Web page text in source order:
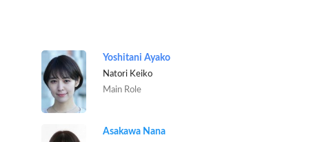
Yoshitani Ayako
Natori Keiko
Main Role
Asakawa Nana